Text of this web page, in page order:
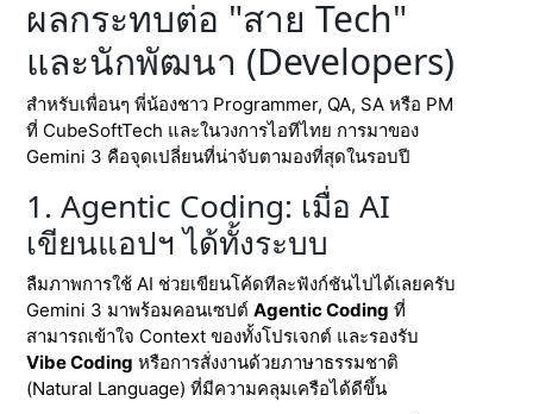
ผลกระทบต่อ "สาย Tech"
และนักพัฒนา (Developers)
สำหรับเพื่อนๆ พี่น้องชาว Programmer, QA, SA หรือ PM
ที่ CubeSoftTech และในวงการไอทีไทย การมาของ
Gemini 3 คือจุดเปลี่ยนที่น่าจับตามองที่สุดในรอบปี
1. Agentic Coding: เมื่อ AI
เขียนแอปฯ ได้ทั้งระบบ
ลืมภาพการใช้ AI ช่วยเขียนโค้ดทีละฟังก์ชันไปได้เลยครับ
Gemini 3 มาพร้อมคอนเซปต์Agentic Coding ที่
สามารถเข้าใจ Context ของทั้งโปรเจกต์ และรองรับ
Vibe Coding หรือการสั่งงานด้วยภาษาธรรมชาติ
(Natural Language) ที่มีความคลุมเครือได้ดีขึ้น